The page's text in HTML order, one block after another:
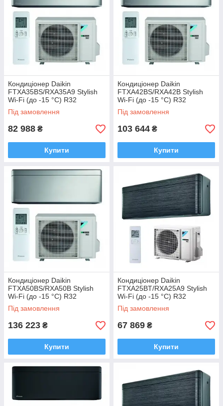
Кондиціонер Daikin
FTXA35BS/RXA35A9 Stylish
Wi-Fi (до -15 °C) R32
Під замовлення
82 988 ₴
Купити
Кондиціонер Daikin
FTXA42BS/RXA42B Stylish
Wi-Fi (до -15 °C) R32
Під замовлення
103 644 ₴
Купити
Кондиціонер Daikin
FTXA50BS/RXA50B Stylish
Wi-Fi (до -15 °C) R32
Під замовлення
136 223 ₴
Купити
Кондиціонер Daikin
FTXA25BT/RXA25A9 Stylish
Wi-Fi (до -15 °C) R32
Під замовлення
67 869 ₴
Купити